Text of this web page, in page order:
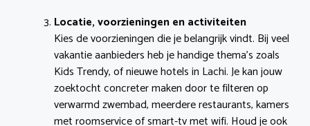
Locatie, voorzieningen en activiteiten
Kies de voorzieningen die je belangrijk vindt. Bij veel
vakantie aanbieders heb je handige thema’s zoals
Kids Trendy, of nieuwe hotels in Lachi. Je kan jouw
zoektocht concreter maken door te filteren op
verwarmd zwembad, meerdere restaurants, kamers
met roomservice of smart-tv met wifi. Houd je ook